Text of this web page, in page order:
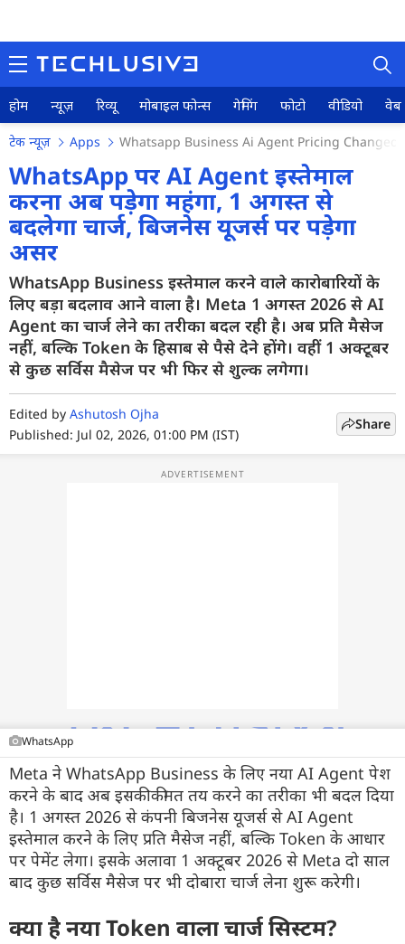
होम न्यूज़ रिव्यू मोबाइल फोन्स गेमिंग फोटो वीडियो वेब
होम
न्यूज़
रिव्यू
मोबाइल फोन्स
गेमिंग
फोटो
वीडियो
टेक न्यूज़ Apps Whatsapp Business Ai Agent Pricing Changed
WhatsApp पर AI Agent इस्तेमाल
करना अब पड़ेगा महंगा, 1 अगस्त से
बदलेगा चार्ज, बिजनेस यूजर्स पर पड़ेगा
असर
WhatsApp Business इस्तेमाल करने वाले कारोबारियों के
लिए बड़ा बदलाव आने वाला है। Meta 1 अगस्त 2026 से AI
Agent का चार्ज लेने का तरीका बदल रही है। अब प्रति मैसेज
नहीं, बल्कि Token के हिसाब से पैसे देने होंगे। वहीं 1 अक्टूबर
से कुछ सर्विस मैसेज पर भी फिर से शुल्क लगेगा।
Edited by Ashutosh Ojha
Published: Jul 02, 2026, 01:00 PM (IST)
Share
WhatsApp
Meta ने WhatsApp Business के लिए नया AI Agent पेश
करने के बाद अब इसकी कीमत तय करने का तरीका भी बदल दिया
है। 1 अगस्त 2026 से कंपनी बिजनेस यूजर्स से AI Agent
इस्तेमाल करने के लिए प्रति मैसेज नहीं, बल्कि Token के आधार
पर पेमेंट लेगा। इसके अलावा 1 अक्टूबर 2026 से Meta दो साल
बाद कुछ सर्विस मैसेज पर भी दोबारा चार्ज लेना शुरू करेगी।
क्या है नया Token वाला चार्ज सिस्टम?